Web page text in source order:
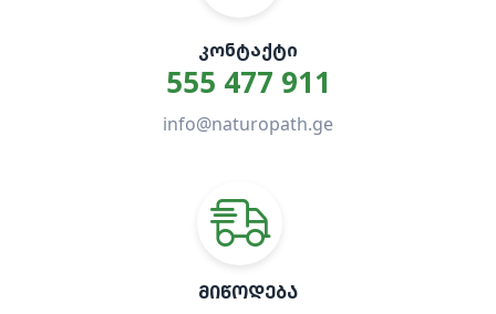
ᲙᲝᲜᲢᲐᲥᲢᲘ
555 477 911
info@naturopath.ge
ᲛᲘᲬᲝᲓᲔᲑᲐ